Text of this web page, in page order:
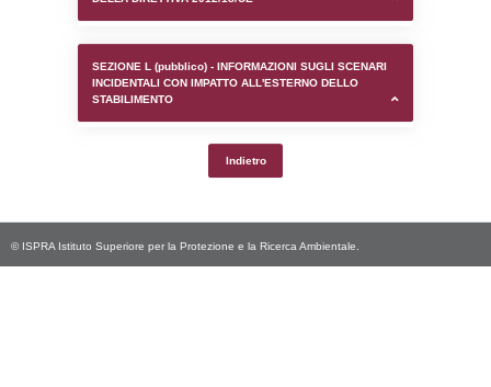
SEZIONE F (pubblico) - DESCRIZIONE
SEZIONE H (pubblico) - DESCRIZIONE
STABILIMENTO E RIEPILOGO SOSTANZE